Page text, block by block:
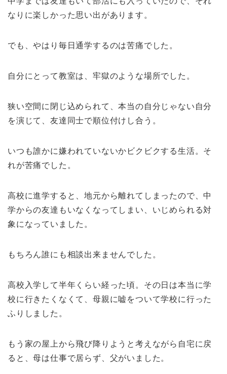
なりに楽しかった思い出があります。
でも、やはり毎日通学するのは苦痛でした。
自分にとって教室は、牢獄のような場所でした。
狭い空間に閉じ込められて、本当の自分じゃない自分
を演じて、友達同士で順位付けし合う。
いつも誰かに嫌われていないかビクビクする生活。そ
れが苦痛でした。
高校に進学すると、地元から離れてしまったので、中
学からの友達もいなくなってしまい、いじめられる対
象になっていました。
もちろん誰にも相談出来ませんでした。
高校入学して半年くらい経った頃。その日は本当に学
校に行きたくなくて、母親に嘘をついて学校に行った
ふりしました。
もう家の屋上から飛び降りようと考えながら自宅に戻
ると、母は仕事で居らず、父がいました。